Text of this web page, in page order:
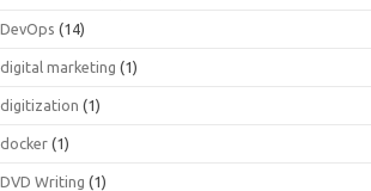
DevOps (14)
digital marketing (1)
digitization (1)
docker (1)
DVD Writing (1)